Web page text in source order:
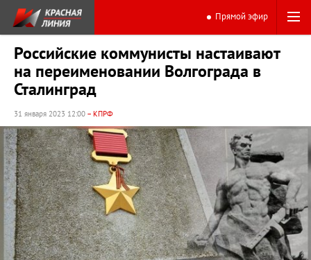
Прямой эфир
Российские коммунисты настаивают
на переименовании Волгограда в
Сталинград
31 января 2023 12:00 – КПРФ